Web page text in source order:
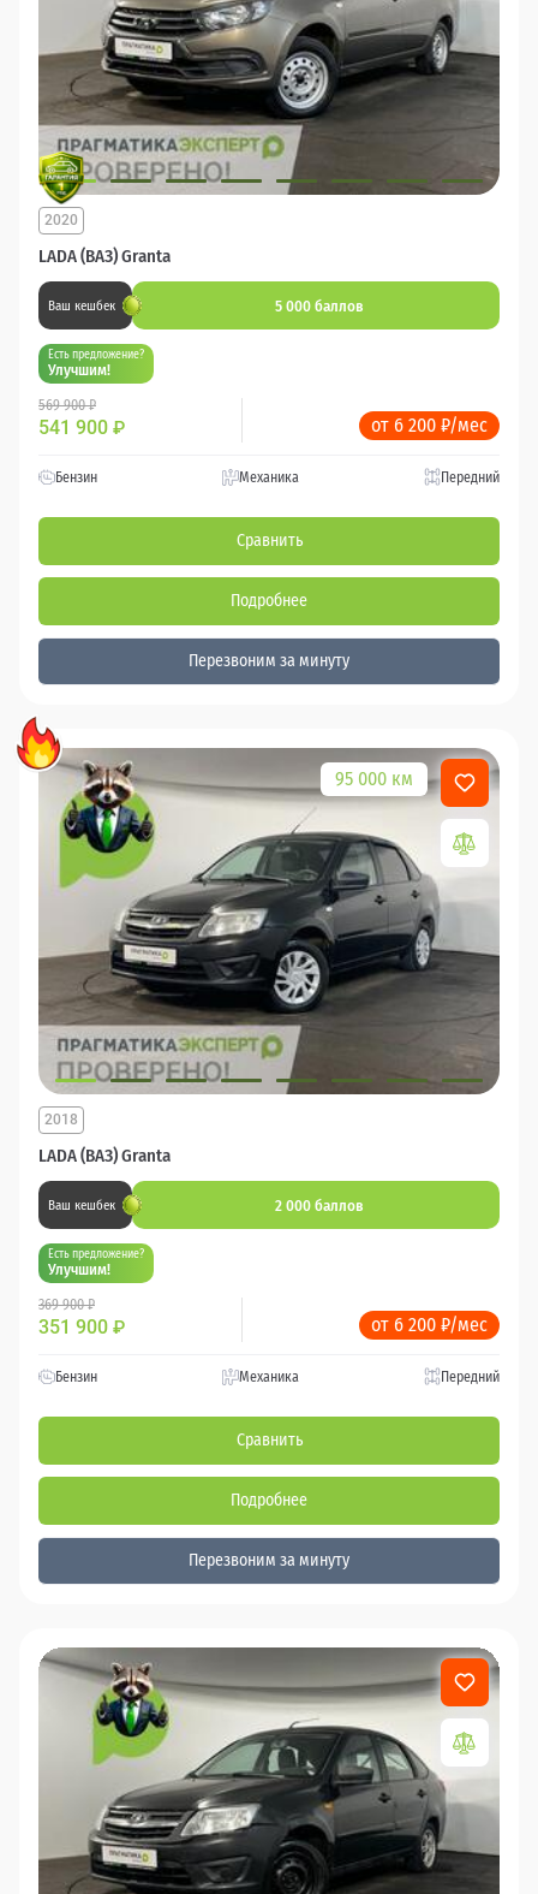
LADA (ВАЗ) Granta
2020
Ваш кешбек 5 000 баллов
Есть предложение?
Улучшим!
569 900 ₽
541 900 ₽ от 6 200 ₽/мес
Бензин Механика Передний
Сравнить
Подробнее
Перезвоним за минуту
95 000 км
LADA (ВАЗ) Granta
2018
Ваш кешбек 2 000 баллов
Есть предложение?
Улучшим!
369 900 ₽
351 900 ₽ от 6 200 ₽/мес
Бензин Механика Передний
Сравнить
Подробнее
Перезвоним за минуту